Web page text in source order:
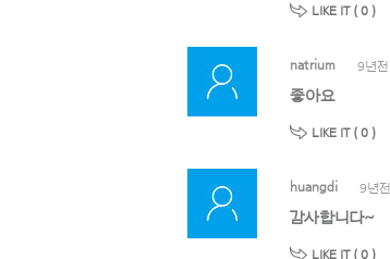
LIKE IT ( 0 )
natrium 9년전
좋아요
LIKE IT ( 0 )
huangdi 9년전
감사합니다~
LIKE IT ( 0 )